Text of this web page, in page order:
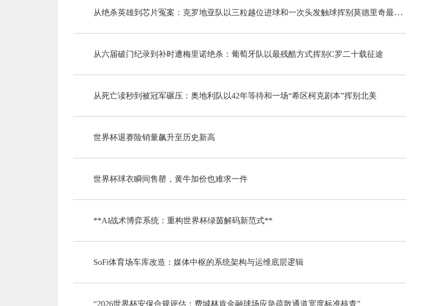
从绝杀英雄到芯片冤案：克罗地亚队以三粒越位进球和一次头发触球挥别莫德里奇最后一舞
从六届破门纪录到补时遭梅里诺绝杀：葡萄牙队以最残酷方式挥别C罗二十载征途
从死亡读秒到被冠军碾压：奥地利队以42年等待和一场“希区柯克剧本”挥别北美
世界杯退赛险销量飙升至历史新高
世界杯球衣瞬间售罄，黄牛加价也难求一件
**AI战术博弈系统：重构世界杯绿茵解码新范式**
SoFi体育场车库改造：媒体中枢的系统架构与运维底层逻辑
“2026世界杯安保合规评估：费城林肯金融球场应急疏散通道宽度标准核查”